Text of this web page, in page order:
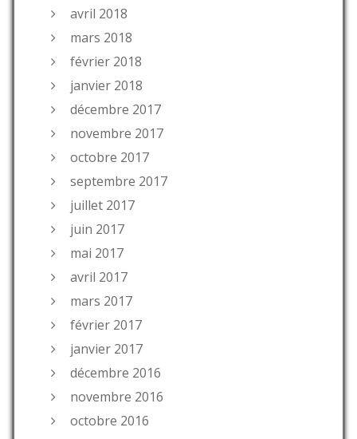
avril 2018
mars 2018
février 2018
janvier 2018
décembre 2017
novembre 2017
octobre 2017
septembre 2017
juillet 2017
juin 2017
mai 2017
avril 2017
mars 2017
février 2017
janvier 2017
décembre 2016
novembre 2016
octobre 2016